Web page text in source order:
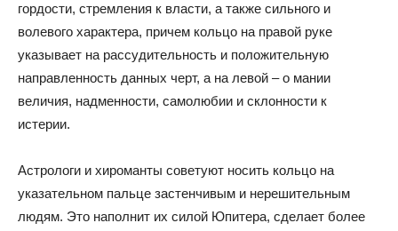
гордости, стремления к власти, а также сильного и
волевого характера, причем кольцо на правой руке
указывает на рассудительность и положительную
направленность данных черт, а на левой – о мании
величия, надменности, самолюбии и склонности к
истерии.
Астрологи и хироманты советуют носить кольцо на
указательном пальце застенчивым и нерешительным
людям. Это наполнит их силой Юпитера, сделает более